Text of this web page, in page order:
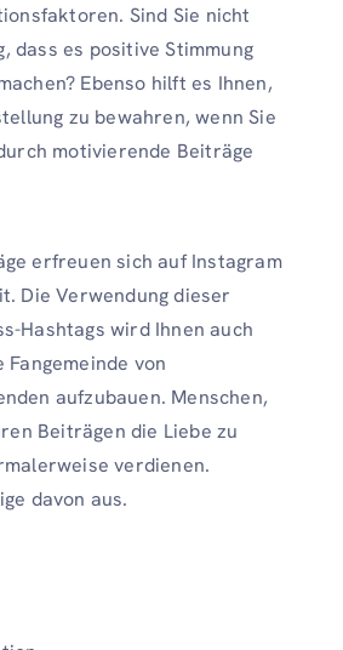
Sind Sie nicht
dass es positive Stimmung
Ebenso hilft es Ihnen,
zu bewahren, wenn Sie
motivierende Beiträge
erfreuen sich auf Instagram
Die Verwendung dieser
Hashtags wird Ihnen auch
von
aufzubauen. Menschen,
Beiträgen die Liebe zu
verdienen.
davon aus.